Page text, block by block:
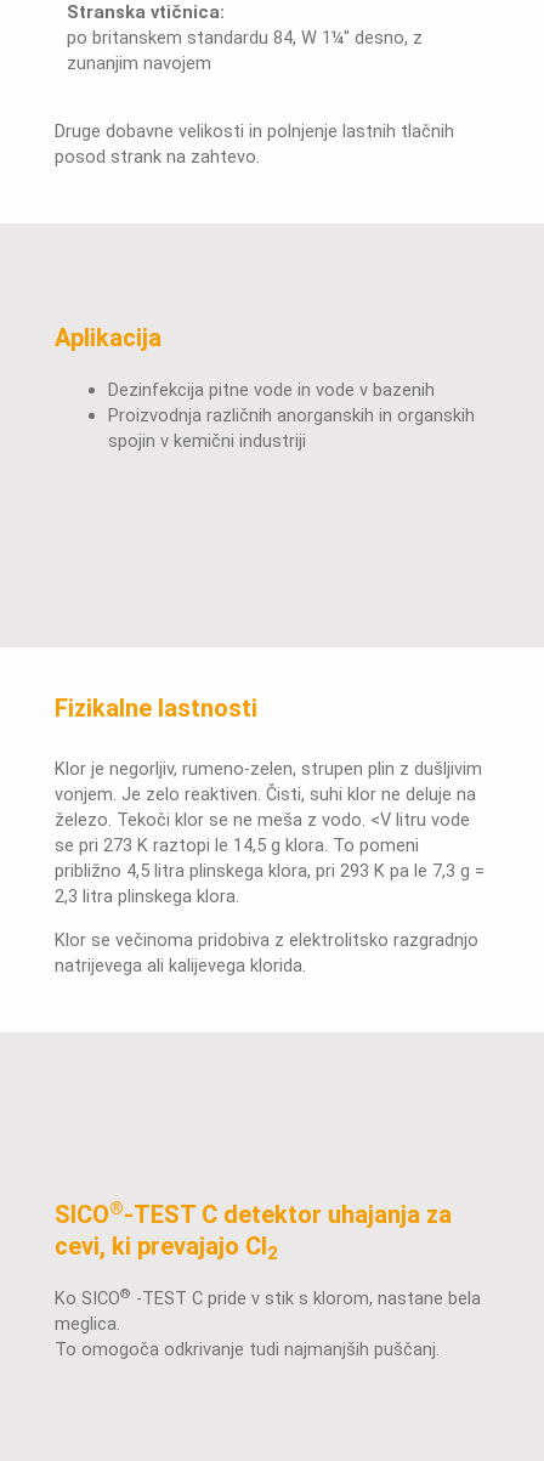
Stranska vtičnica:
po britanskem standardu 84, W 1¼" desno, z
zunanjim navojem
Druge dobavne velikosti in polnjenje lastnih tlačnih
posod strank na zahtevo.
Aplikacija
Dezinfekcija pitne vode in vode v bazenih
Proizvodnja različnih anorganskih in organskih
spojin v kemični industriji
Fizikalne lastnosti
Klor je negorljiv, rumeno-zelen, strupen plin z dušljivim
vonjem. Je zelo reaktiven. Čisti, suhi klor ne deluje na
železo. Tekoči klor se ne meša z vodo. <V litru vode
se pri 273 K raztopi le 14,5 g klora. To pomeni
približno 4,5 litra plinskega klora, pri 293 K pa le 7,3 g =
2,3 litra plinskega klora.
Klor se večinoma pridobiva z elektrolitsko razgradnjo
natrijevega ali kalijevega klorida.
SICO®-TEST C detektor uhajanja za
cevi, ki prevajajo Cl 2
Ko SICO® -TEST C pride v stik s klorom, nastane bela
meglica.
To omogoča odkrivanje tudi najmanjših puščanj.